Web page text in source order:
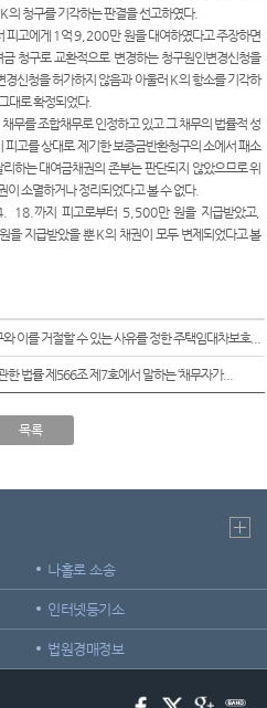
의 청구를 기각하는 판결을 선고하였다.
피고에게 1 억9,200만 원을 대여하였다고 주장하면
청구로 교환적으로 변경하는 청구원인변경신청을
신청을 허가하지 않음과 아울러 K의 항소를 기각하
대로 확정되었다.
채무를 조합채무로 인정하고 있고 그 채무의 법률적 성
피고를 상대로 제기한 보증금반환청구의 소에서 패소
하는 대여금채권의 존부는 판단되지 않았으므로 위
이 소멸하거나 정리되었다고 볼 수 없다.
18.까지 피고로부터 5,500만 원을 지급받았고,
을 지급받았을 뿐K의 채권이 모두 변제되었다고 볼
이를 거절할 수 있는 사유를 정한 주택임대차보호...
한 법률 제566조 제7호에서 말하는 ‘채무자가...
목록
나홀로 소송
인터넷등기소
법원경매정보